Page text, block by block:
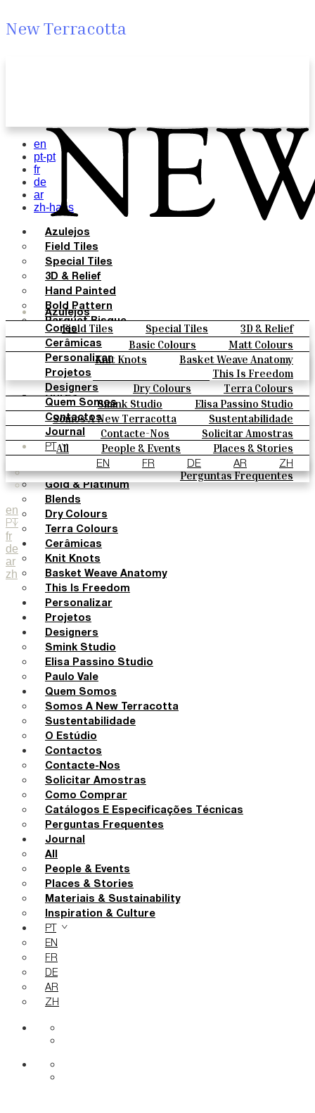
New Terracotta
Azulejos
Field Tiles Special Tiles
3D & Relief
Hand Painted
Bold Pattern
Parquet Bisque
Natural Cotto
Smink Studio
Elisa Passino
Paulo Vale
Cores
Basic Colours
Matt Colours
Oxide Explosions
Special Firing
Vintage Metallics
Gold & Platinum
Blends
Dry Colours
Terra Colours
Cerâmicas
Knit Knots
Basket Weave Anatomy
This Is Freedom
Personalizar
Projetos
Designers
Smink Studio
Elisa Passino Studio
Paulo Vale
Quem Somos
Somos A New Terracotta
Sustentabilidade
O Estúdio
Contactos
Contacte-Nos
Solicitar Amostras
Como Comprar
Catálogos E Especificações Técnicas
Perguntas Frequentes
Journal
All People & Events
Places & Stories
Materiais & Sustainability
Inspiration & Culture
PT
EN FR DE AR ZH
en
PT
fr
de
ar
zh
en
pt-pt
fr
de
ar
zh-hans
Azulejos
Field Tiles
Special Tiles
3D & Relief
Hand Painted
Bold Pattern
Parquet Bisque
Natural Cotto
Smink Studio
Elisa Passino
Paulo Vale
Cores
Basic Colours
Matt Colours
Oxide Explosions
Special Firing
Vintage Metallics
Gold & Platinum
Blends
Dry Colours
Terra Colours
Cerâmicas
Knit Knots
Basket Weave Anatomy
This Is Freedom
Personalizar
Projetos
Designers
Smink Studio
Elisa Passino Studio
Paulo Vale
Quem Somos
Somos A New Terracotta
Sustentabilidade
O Estúdio
Contactos
Contacte-Nos
Solicitar Amostras
Como Comprar
Catálogos E Especificações Técnicas
Perguntas Frequentes
Journal
All
People & Events
Places & Stories
Materiais & Sustainability
Inspiration & Culture
PT
EN
FR
DE
AR
ZH